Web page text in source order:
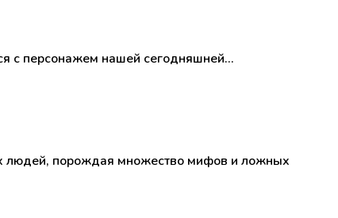
с персонажем нашей сегодняшней…
людей, порождая множество мифов и ложных